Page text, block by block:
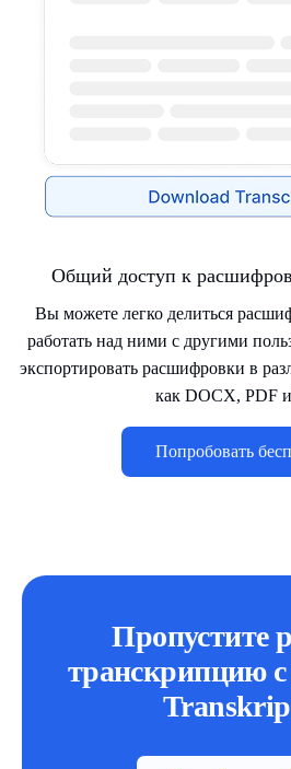
Общий доступ к
Вы можете легко делиться
работать над ними с другими
экспортировать расшифровки в
как DOCX, PDF
Попробовать
Пропустите
транскрипцию